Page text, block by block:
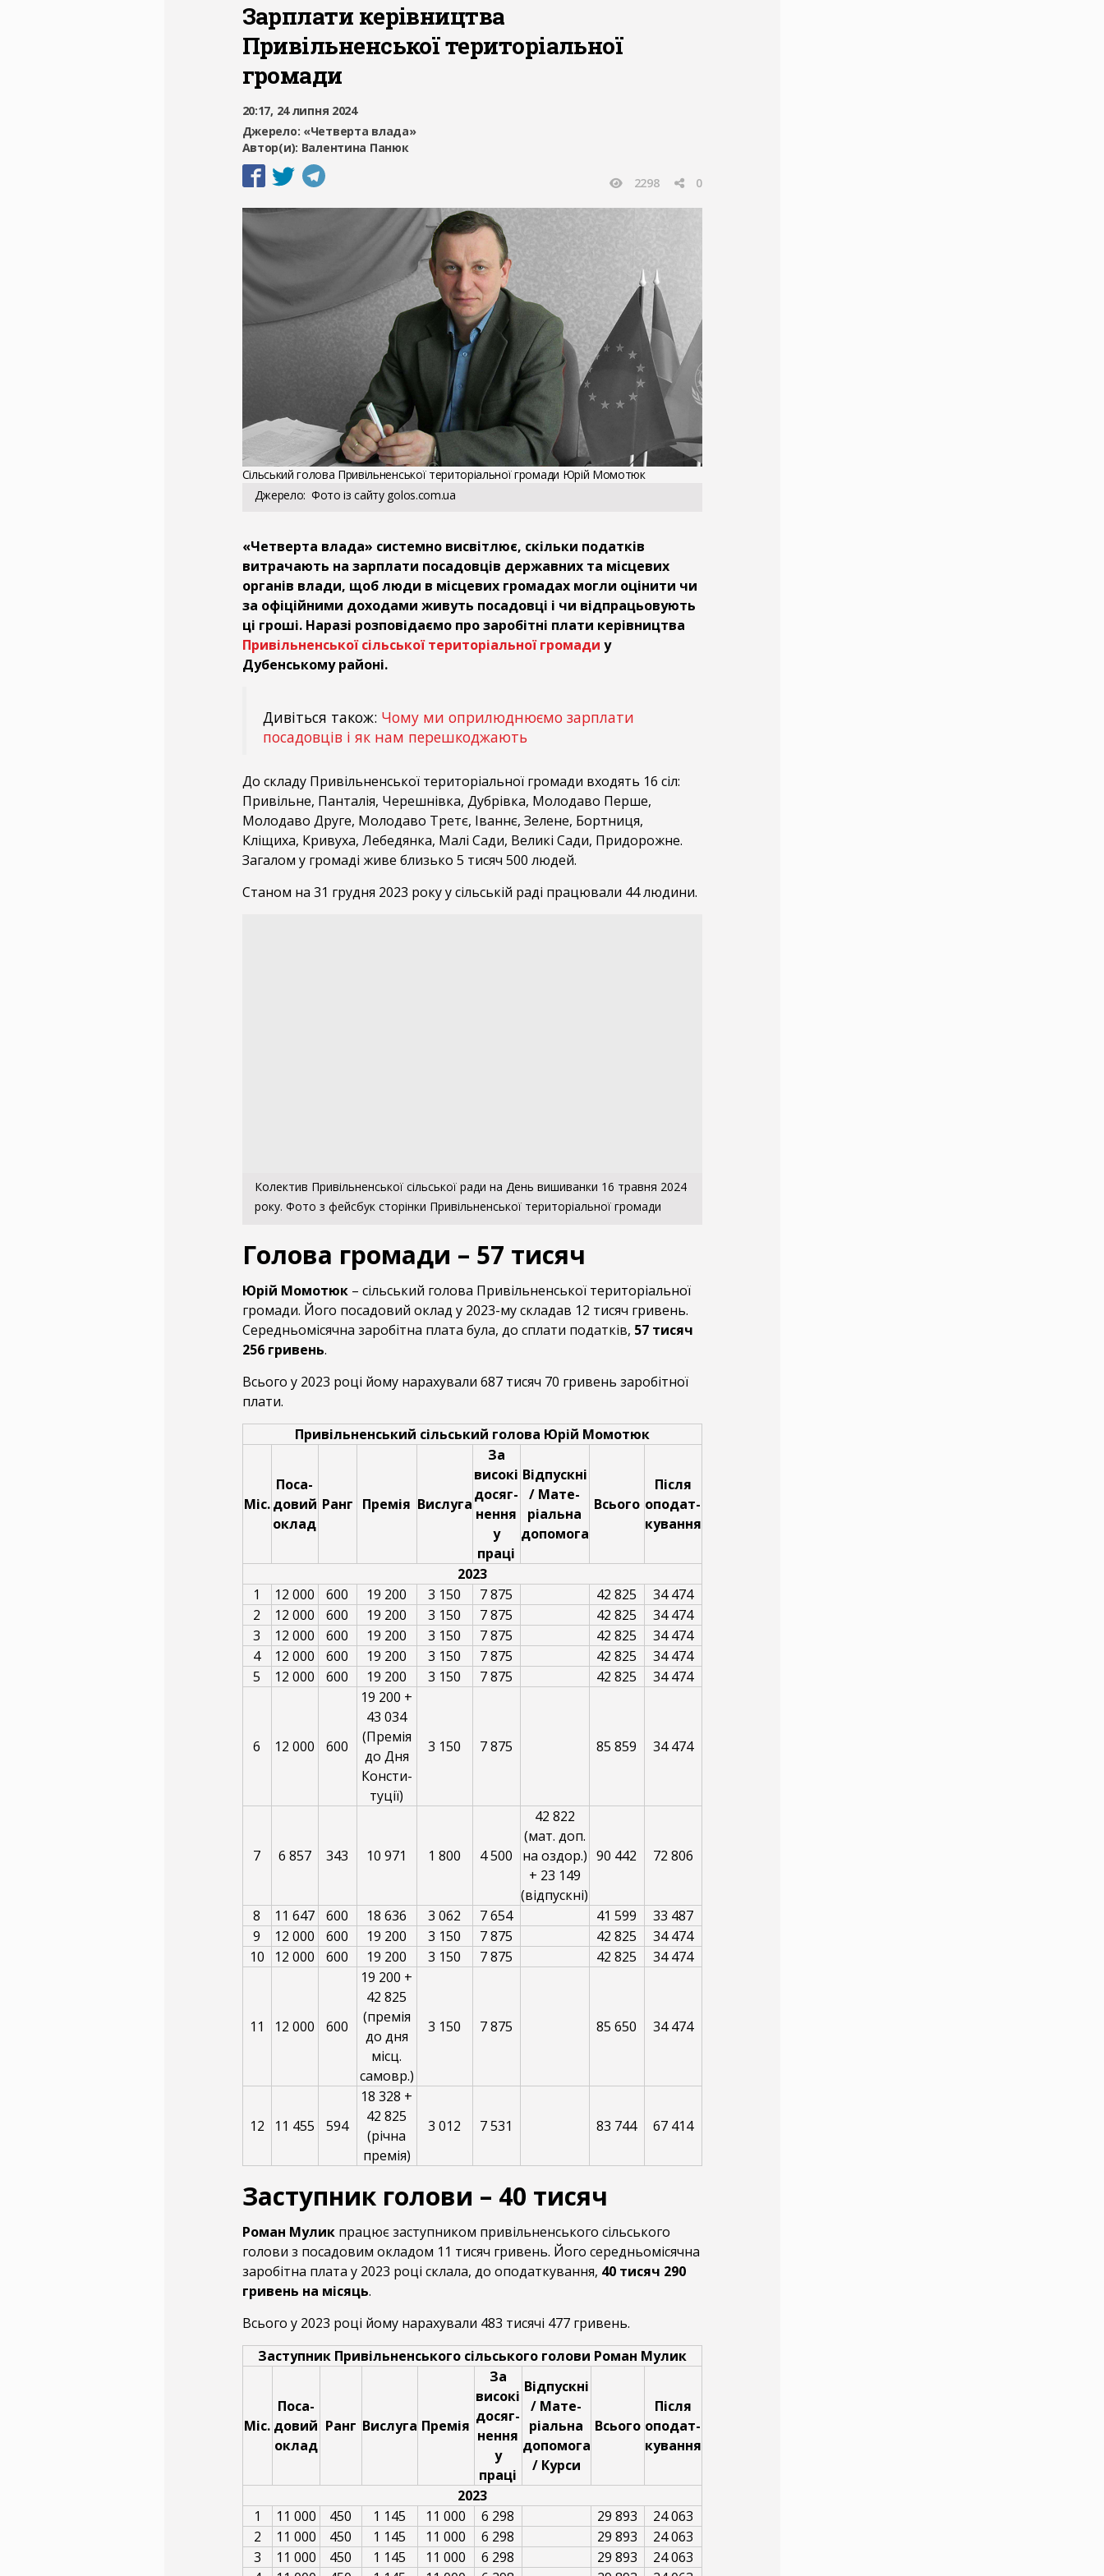
Зарплати керівництва
Привільненської територіальної
громади
20:17, 24 липня 2024
Джерело: «Четверта влада»
Автор(и): Валентина Панюк
2298 0
Сільський голова Привільненської територіальної громади Юрій Момотюк
Джерело Фото із сайту golos.com.ua
«Четверта влада» системно висвітлює, скільки податків
витрачають на зарплати посадовців державних та місцевих
органів влади, щоб люди в місцевих громадах могли оцінити чи
за офіційними доходами живуть посадовці і чи відпрацьовують
ці гроші. Наразі розповідаємо про заробітні плати керівництва
Привільненської сільської територіальної громади у
Дубенському районі.
Дивіться також: Чому ми оприлюднюємо зарплати
посадовців і як нам перешкоджають
До складу Привільненської територіальної громади входять 16 сіл:
Привільне, Панталія, Черешнівка, Дубрівка, Молодаво Перше,
Молодаво Друге, Молодаво Третє, Іваннє, Зелене, Бортниця,
Кліщиха, Кривуха, Лебедянка, Малі Сади, Великі Сади, Придорожне.
Загалом у громаді живе близько 5 тисяч 500 людей.
Станом на 31 грудня 2023 року у сільській раді працювали 44 людини.
Колектив Привільненської сільської ради на День вишиванки 16 травня 2024
року. Фото з фейсбук сторінки Привільненської територіальної громади
Голова громади – 57 тисяч
Юрій Момотюк– сільський голова Привільненської територіальної
громади. Його посадовий оклад у 2023-му складав 12 тисяч гривень.
Середньомісячна заробітна плата була, до сплати податків, 57 тисяч
256 гривень.
Всього у 2023 році йому нарахували 687 тисяч 70 гривень заробітної
плати.
Привільненський сільський голова Юрій Момотюк
Міс.
Поса-
довий
оклад
Ранг Премія Вислуга
За
високі
досяг-
нення
у
праці
Відпускні
/ Мате-
ріальна
допомога
Всього
Після
оподат-
кування
2023
1
12 000 600 19 200 3 150 7 875 42 825
34 474
2
12 000 600 19 200 3 150 7 875 42 825
34 474
3
12 000 600 19 200 3 150 7 875 42 825
34 474
4
12 000 600 19 200 3 150 7 875 42 825
34 474
5
12 000 600 19 200 3 150 7 875 42 825 34 474
6 12 000 600
19 200 +
43 034
(Премія
до Дня
Консти-
туції)
3 150 7 875 85 859 34 474
7 6 857 343 10 971 1 800 4 500
42 822
(мат. доп.
на оздор.)
+ 23 149
(відпускні)
90 442 72 806
8 11 647 600 18 636 3 062 7 654 41 599
33 487
9
12 000 600 19 200 3 150 7 875 42 825
34 474
10
12 000 600 19 200 3 150 7 875 42 825 34 474
11 12 000 600
19 200 +
42 825
(премія
до дня
місц.
самовр.)
3 150 7 875 85 650 34 474
12 11 455 594
18 328 +
42 825
(річна
премія)
3 012 7 531 83 744 67 414
Заступник голови – 40 тисяч
Роман Муликпрацює заступником привільненського сільського
голови з посадовим окладом 11 тисяч гривень. Його середньомісячна
заробітна плата у 2023 році склала, до оподаткування, 40 тисяч 290
гривень на місяць.
Всього у 2023 році йому нарахували 483 тисячі 477 гривень.
Заступник Привільненського сільського голови Роман Мулик
Міс.
Поса-
довий
оклад
Ранг Вислуга Премія
За
високі
досяг-
нення
у
праці
Відпускні
/ Мате-
ріальна
допомога
/ Курси
Всього
Після
оподат-
кування
2023
1
11 000 450 1 145 11 000 6 298 29 893
24 063
2
11 000 450 1 145 11 000 6 298 29 893
24 063
3
11 000 450 1 145 11 000 6 298 29 893
24 063